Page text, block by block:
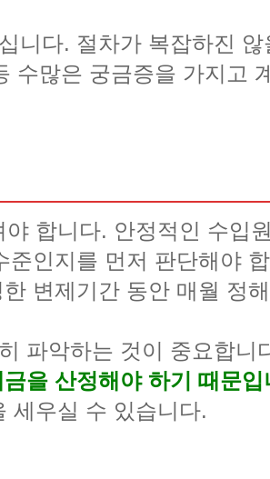
니다. 절차가 복잡하진
수많은 궁금증을 가지고
합니다. 안정적인 수입
인지를 먼저 판단해야
변제기간 동안 매월 정
파악하는 것이 중요합니
을 산정해야 하기 때문입
세우실 수 있습니다.